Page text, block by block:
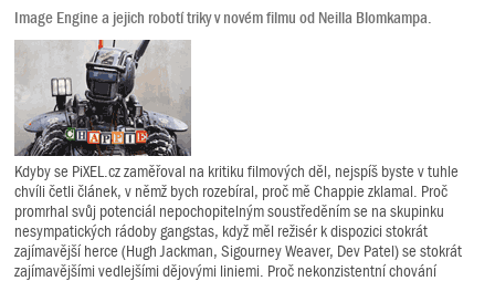
Image Engine a jejich robotí triky v novém filmu od Neilla Blomkampa.
Kdyby se PiXEL.cz zaměřoval na kritiku filmových děl, nejspíš byste v tuhle
chvíli četli článek, v němž bych rozebíral, proč mě Chappie zklamal. Proč
promrhal svůj potenciál nepochopitelným soustředěním se na skupinku
nesympatických rádoby gangstas, když měl režisér k dispozici stokrát
zajímavější herce (Hugh Jackman, Sigourney Weaver, Dev Patel) se stokrát
zajímavějšími vedlejšími dějovými liniemi. Proč nekonzistentní chování